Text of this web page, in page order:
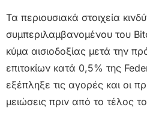
Τα περιουσιακά στοιχεία
συμπεριλαμβανομένου του
κύμα αισιοδοξίας μετά την
επιτοκίων κατά 0,5% της
εξέπληξε τις αγορές και οι
μειώσεις πριν από το τέλος